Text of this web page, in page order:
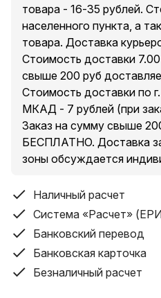
товара - 16-35 рублей.
населенного пункта, а
товара. Доставка
Стоимость доставки 7.00
свыше 200 руб
Стоимость доставки по
МКАД - 7 рублей (при
Заказ на сумму свыше
БЕСПЛАТНО. Доставка
зоны обсуждается
Наличный расчет
Система «Расчет»
Банковский перевод
Банковская карточка
Безналичный расчет